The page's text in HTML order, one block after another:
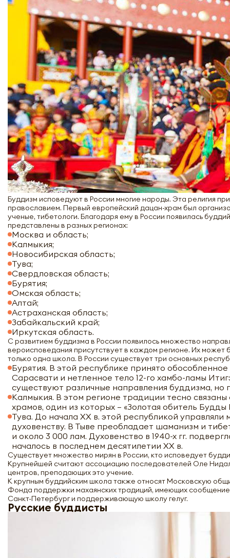
Буддизм исповедуют в России многие народы. Эта религия
православием. Первый европейский дацан-храм был
ученые, тибетологи. Благодаря ему в России появилась
представлены в разных регионах:
Москва и область;
Калмыкия;
Новосибирская область;
Тува;
Свердловская область;
Бурятия;
Омская область;
Алтай;
Астраханская область;
Забайкальский край;
Иркутская область.
С развитием буддизма в России появилось множество
вероисповедания присутствует в каждом регионе. Их может
только одна школа. В России существует три основных
Бурятия. В этой республике принято
Сарасвати и нетленное тело 12-го хамбо-ламы
существуют различные направления буддизма, но
Калмыкия. В этом регионе традиции тесно
храмов, один из которых – «Золотая обитель
Тува. До начала XX в. этой республикой
духовенству. В Тыве преобладает шаманизм и
и около 3 000 лам. Духовенство в 1940-х гг.
началось в последнем десятилетии XX в.
Существует множество мирян в России, кто исповедует
Крупнейшей считают ассоциацию последователей Оле
центров, преподающих это учение.
К крупным буддийским школа также относят Московскую
Фонда поддержки махаянских традиций, имеющих сообщение
Санкт-Петербург и поддерживающую школу гелуг.
Русские буддисты